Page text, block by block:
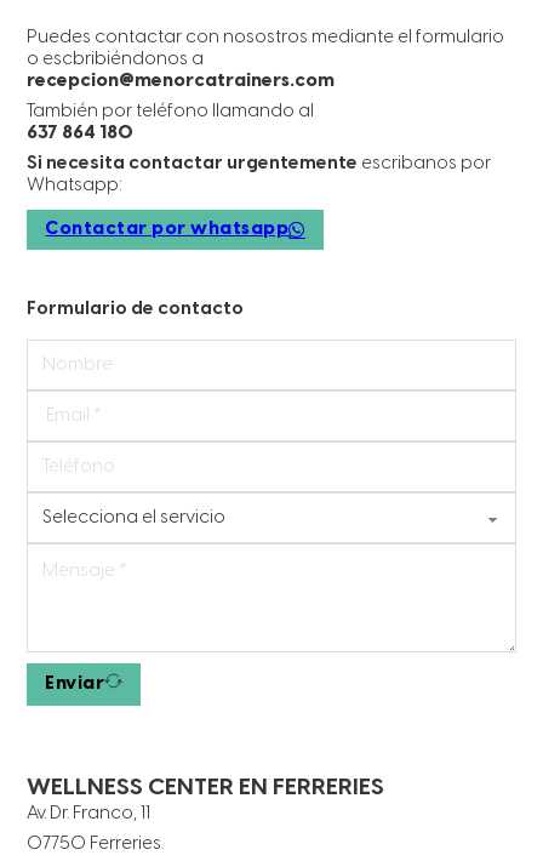
Puedes contactar con nosostros mediante el formulario
o escbribiéndonos a
recepcion@menorcatrainers.com
También por teléfono llamando al
637 864 180
Si necesita contactar urgentemente escribanos por
Whatsapp:
Contactar por whatsapp
Formulario de contacto
Enviar
WELLNESS CENTER EN FERRERIES
Av. Dr. Franco, 11
07750 Ferreries.